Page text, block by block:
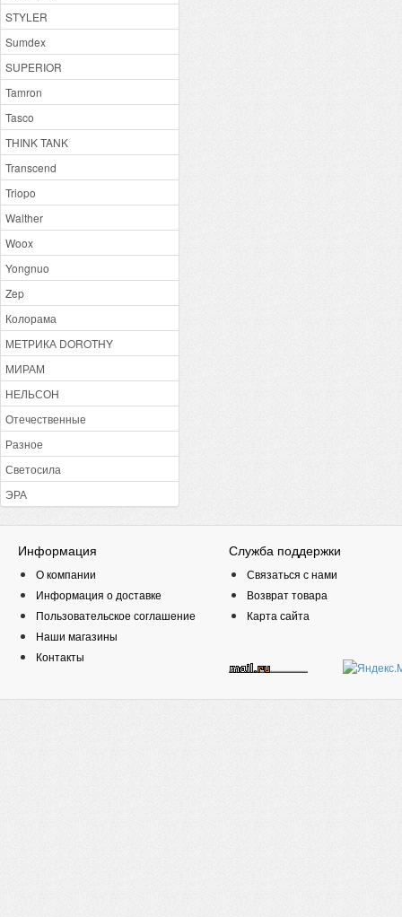
STYLER
Sumdex
SUPERIOR
Tamron
Tasco
THINK TANK
Transcend
Triopo
Walther
Woox
Yongnuo
Zep
Колорама
МЕТРИКА DOROTHY
МИРАМ
НЕЛЬСОН
Отечественные
Разное
Светосила
ЭРА
Информация
О компании
Информация о доставке
Пользовательское соглашение
Наши магазины
Контакты
Служба поддержки
Связаться с нами
Возврат товара
Карта сайта